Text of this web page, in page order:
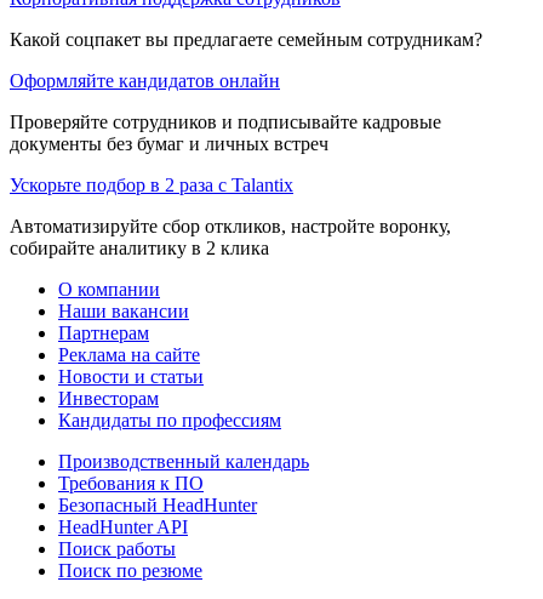
Какой соцпакет вы предлагаете семейным сотрудникам?
Оформляйте кандидатов онлайн
Проверяйте сотрудников и подписывайте кадровые
документы без бумаг и личных встреч
Ускорьте подбор в 2 раза с Talantix
Автоматизируйте сбор откликов, настройте воронку,
собирайте аналитику в 2 клика
О компании
Наши вакансии
Партнерам
Реклама на сайте
Новости и статьи
Инвесторам
Кандидаты по профессиям
Производственный календарь
Требования к ПО
Безопасный HeadHunter
HeadHunter API
Поиск работы
Поиск по резюме